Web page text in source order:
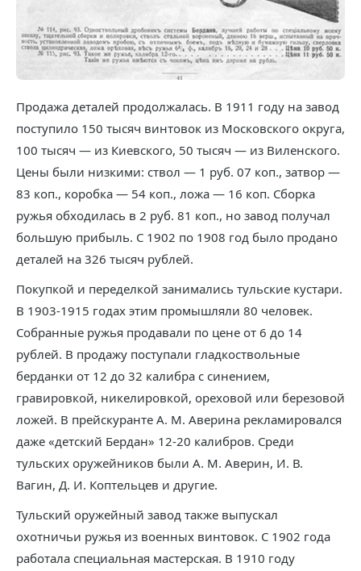
Продажа деталей продолжалась. В 1911 году на завод
поступило 150 тысяч винтовок из Московского округа,
100 тысяч — из Киевского, 50 тысяч — из Виленского.
Цены были низкими: ствол — 1 руб. 07 коп., затвор —
83 коп., коробка — 54 коп., ложа — 16 коп. Сборка
ружья обходилась в 2 руб. 81 коп., но завод получал
большую прибыль. С 1902 по 1908 год было продано
деталей на 326 тысяч рублей.
Покупкой и переделкой занимались тульские кустари.
В 1903-1915 годах этим промышляли 80 человек.
Собранные ружья продавали по цене от 6 до 14
рублей. В продажу поступали гладкоствольные
берданки от 12 до 32 калибра с синением,
гравировкой, никелировкой, ореховой или березовой
ложей. В прейскуранте А. М. Аверина рекламировался
даже «детский Бердан» 12-20 калибров. Среди
тульских оружейников были А. М. Аверин, И. В.
Вагин, Д. И. Коптельцев и другие.
Тульский оружейный завод также выпускал
охотничьи ружья из военных винтовок. С 1902 года
работала специальная мастерская. В 1910 году